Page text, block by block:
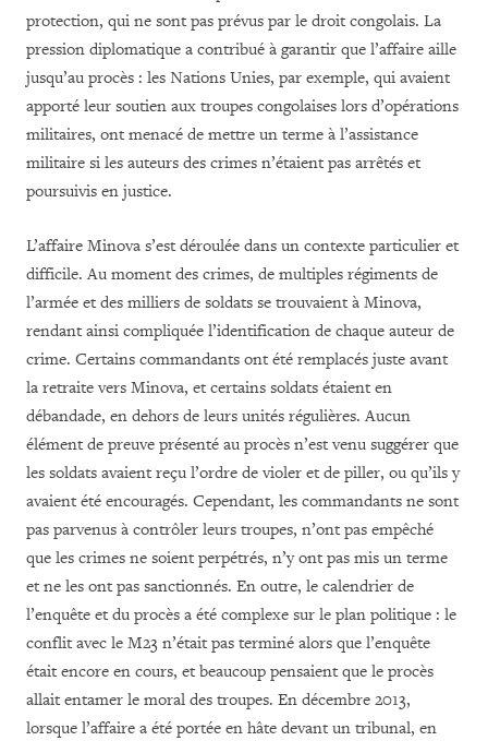
protection, qui ne sont pas prévus par le droit congolais. La
pression diplomatique a contribué à garantir que l’affaire aille
jusqu’au procès : les Nations Unies, par exemple, qui avaient
apporté leur soutien aux troupes congolaises lors d’opérations
militaires, ont menacé de mettre un terme à l’assistance
militaire si les auteurs des crimes n’étaient pas arrêtés et
poursuivis en justice.
L’affaire Minova s’est déroulée dans un contexte particulier et
difficile. Au moment des crimes, de multiples régiments de
l’armée et des milliers de soldats se trouvaient à Minova,
rendant ainsi compliquée l’identification de chaque auteur de
crime. Certains commandants ont été remplacés juste avant
la retraite vers Minova, et certains soldats étaient en
débandade, en dehors de leurs unités régulières. Aucun
élément de preuve présenté au procès n’est venu suggérer que
les soldats avaient reçu l’ordre de violer et de piller, ou qu’ils y
avaient été encouragés. Cependant, les commandants ne sont
pas parvenus à contrôler leurs troupes, n’ont pas empêché
que les crimes ne soient perpétrés, n’y ont pas mis un terme
et ne les ont pas sanctionnés. En outre, le calendrier de
l’enquête et du procès a été complexe sur le plan politique : le
conflit avec le M23 n’était pas terminé alors que l’enquête
était encore en cours, et beaucoup pensaient que le procès
allait entamer le moral des troupes. En décembre 2013,
lorsque l’affaire a été portée en hâte devant un tribunal, en